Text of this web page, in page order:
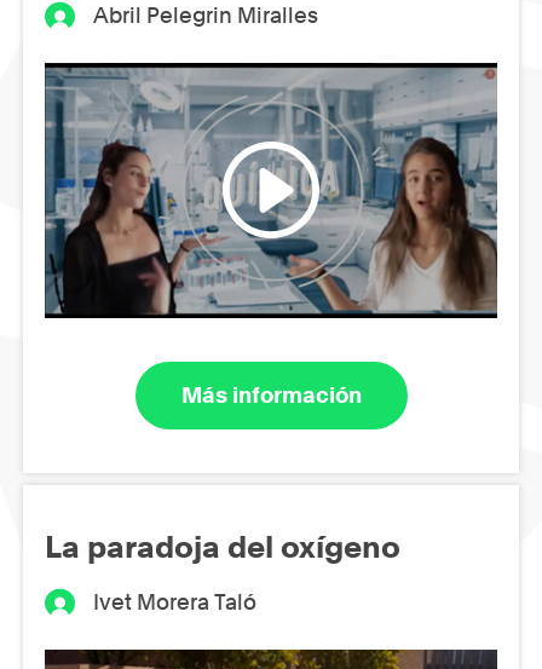
Abril Pelegrin Miralles
Más información
La paradoja del oxígeno
Ivet Morera Taló